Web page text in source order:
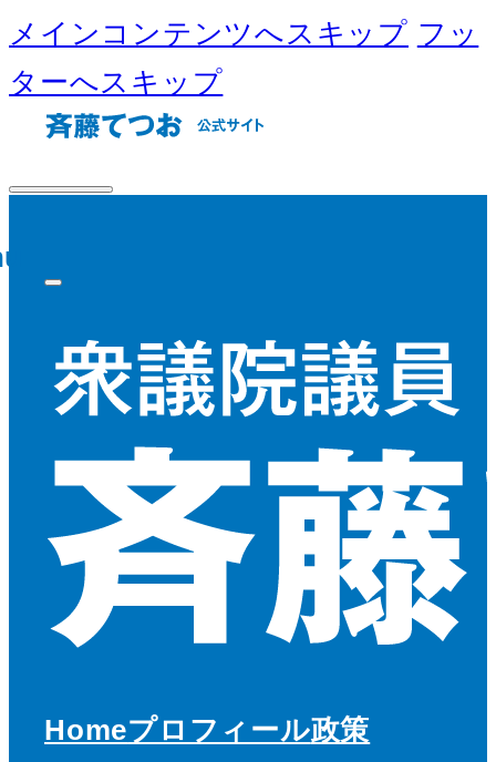
メインコンテンツへスキップ フッ
ターへスキップ
Homeプロフィール政策